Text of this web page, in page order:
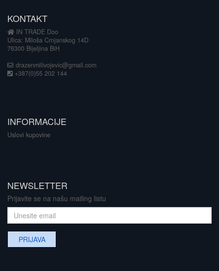
KONTAKT
IN TRADE Doo
Ulica: Miloša Crnjanskog 14D
76300 Bijeljina BiH
drazenmilivojevic@gmail.com
+387(0)55 202 144
INFORMACIJE
Uslovi kupovine
NEWSLETTER
Prijavite se na našu mailing listu
PRIJAVA